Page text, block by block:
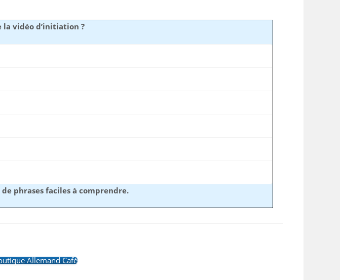
la vidéo d’initiation ?
phrases faciles à comprendre.
Allemand Café